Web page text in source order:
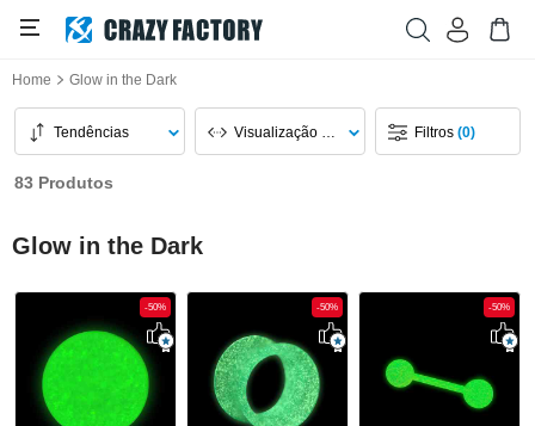
Home Glow in the Dark
Tendências Visualização Da Página Filtros(0)
83 Produtos
Glow in the Dark
-50% -50% -50%